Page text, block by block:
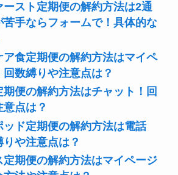
ースト定期便の解約方法は2通
苦手ならフォームで！具体的な
ア食定期便の解約方法はマイペ
回数縛りや注意点は？
期便の解約方法はチャット！回
点は？
ッド定期便の解約方法は電話
や注意点は？
定期便の解約方法はマイページ